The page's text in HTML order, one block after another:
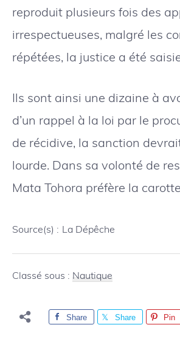
reproduit plusieurs fois des
irrespectueuses, malgré les
répétées, la justice a été
Ils sont ainsi une dizaine à
d’un rappel à la loi par le
de récidive, la sanction
lourde. Dans sa volonté de
Mata Tohora préfère la
Source(s) : La Dépêche
Classé sous : Nautique
Share Share Pin